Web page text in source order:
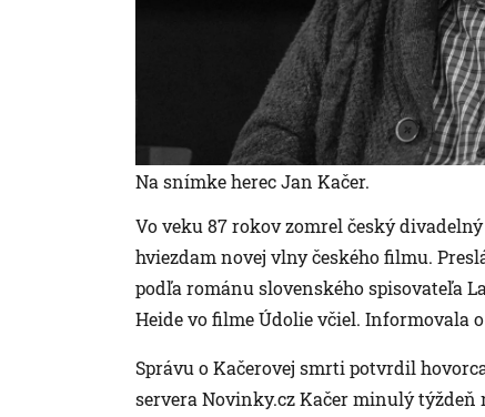
Na snímke herec Jan Kačer.
Vo veku 87 rokov zomrel český
hviezdam novej vlny českého filmu.
podľa románu slovenského spisovateľa
Heide vo filme Údolie včiel. Informovala
Správu o Kačerovej smrti potvrdil
servera Novinky.cz Kačer minulý